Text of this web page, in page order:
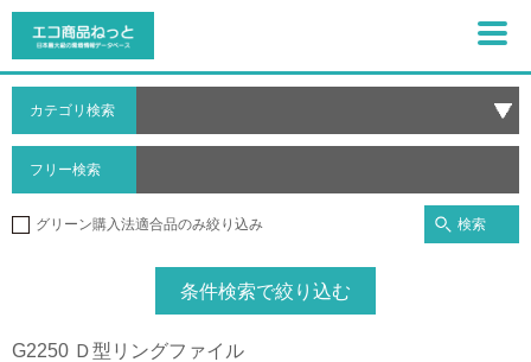
カテゴリ検索
フリー検索
グリーン購入法適合品のみ絞り込み 検索
条件検索で絞り込む
G2250 Ｄ型リングファイル